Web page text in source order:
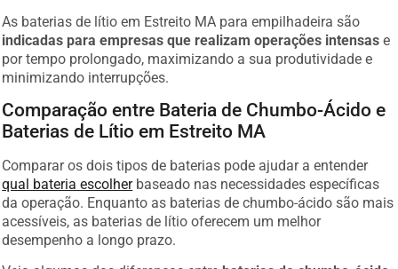
As baterias de lítio em Estreito MA para empilhadeira são
indicadas para empresas que realizam operações intensas e
por tempo prolongado, maximizando a sua produtividade e
minimizando interrupções.
Comparação entre Bateria de Chumbo-Ácido e
Baterias de Lítio em Estreito MA
Comparar os dois tipos de baterias pode ajudar a entender
qual bateria escolherbaseado nas necessidades específicas
da operação. Enquanto as baterias de chumbo-ácido são mais
acessíveis, as baterias de lítio oferecem um melhor
desempenho a longo prazo.